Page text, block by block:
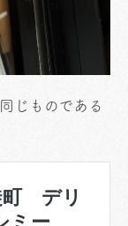
じものである